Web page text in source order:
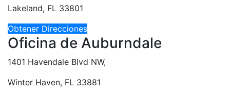
Lakeland, FL 33801
Obtener Direcciones
Oficina de Auburndale
1401 Havendale Blvd NW,
Winter Haven, FL 33881